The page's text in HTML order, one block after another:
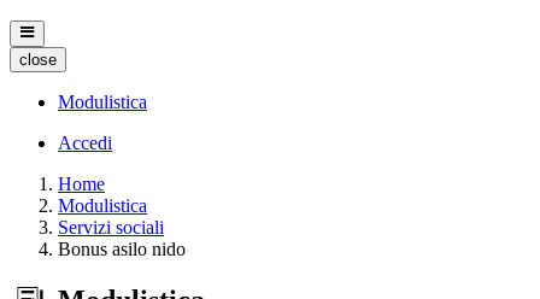
close
Modulistica
Accedi
Home
Modulistica
Servizi sociali
Bonus asilo nido